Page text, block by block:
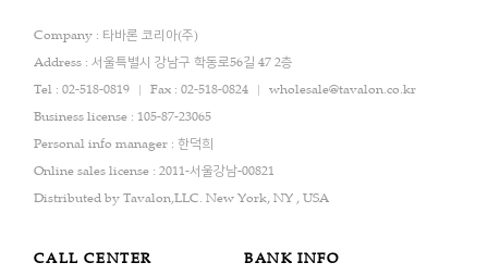
Company : 타바론 코리아(주)
Address : 서울특별시 강남구 학동로56길 47 2층
Tel : 02-518-0819
Fax : 02-518-0824
wholesale@tavalon.co.kr
Business license : 105-87-23065
Personal info manager : 한덕희
Online sales license : 2011-서울강남-00821
Distributed by Tavalon,LLC. New York, NY , USA
CALL CENTER BANK INFO